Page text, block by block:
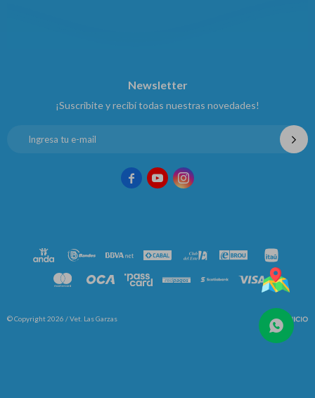
Newsletter
¡Suscribite y recibí todas nuestras novedades!
  
© Copyright 2026 / Vet. Las Garzas